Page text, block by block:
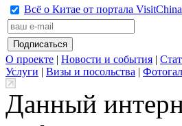
Всё о Китае от портала
О проекте | Новости и события |
Услуги | Визы и посольства |
Данный